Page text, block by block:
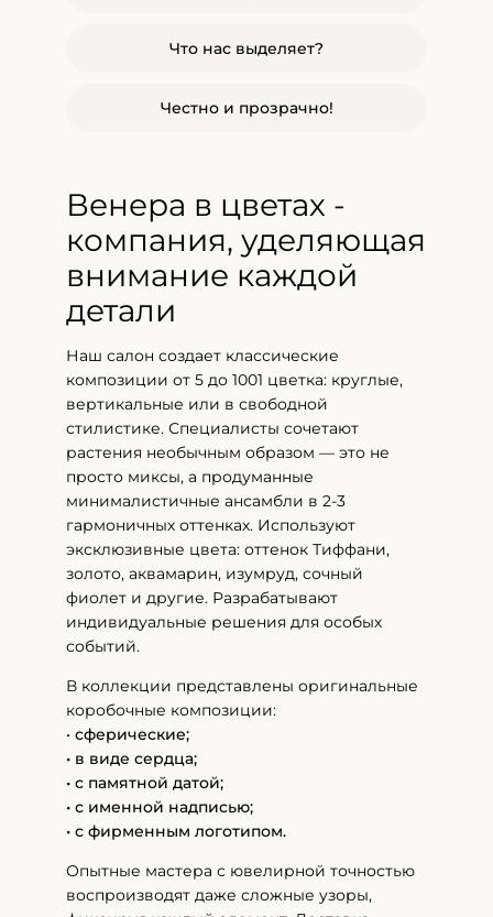
Что нас выделяет?
Честно и прозрачно!
Венера в цветах -
компания, уделяющая
внимание каждой
детали
Наш салон создает классические
композиции от 5 до 1001 цветка: круглые,
вертикальные или в свободной
стилистике. Специалисты сочетают
растения необычным образом — это не
просто миксы, а продуманные
минималистичные ансамбли в 2-3
гармоничных оттенках. Используют
эксклюзивные цвета: оттенок Тиффани,
золото, аквамарин, изумруд, сочный
фиолет и другие. Разрабатывают
индивидуальные решения для особых
событий.
В коллекции представлены оригинальные
коробочные композиции:
• сферические;
• в виде сердца;
• с памятной датой;
• с именной надписью;
• с фирменным логотипом.
Опытные мастера с ювелирной точностью
воспроизводят даже сложные узоры,